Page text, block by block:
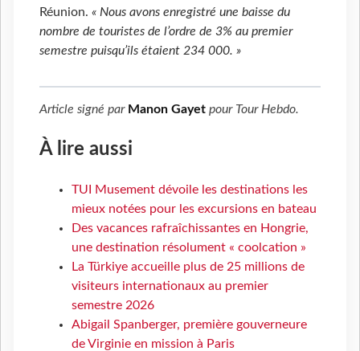
Réunion. « Nous avons enregistré une baisse du
nombre de touristes de l’ordre de 3% au premier
semestre puisqu’ils étaient 234 000. »
Article signé par Manon Gayet pour Tour Hebdo.
À lire aussi
TUI Musement dévoile les destinations les
mieux notées pour les excursions en bateau
Des vacances rafraîchissantes en Hongrie,
une destination résolument « coolcation »
La Türkiye accueille plus de 25 millions de
visiteurs internationaux au premier
semestre 2026
Abigail Spanberger, première gouverneure
de Virginie en mission à Paris